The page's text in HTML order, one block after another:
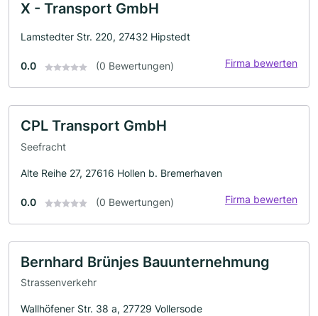
X - Transport GmbH
Lamstedter Str. 220, 27432 Hipstedt
0.0 (0 Bewertungen) Firma bewerten
CPL Transport GmbH
Seefracht
Alte Reihe 27, 27616 Hollen b. Bremerhaven
0.0 (0 Bewertungen) Firma bewerten
Bernhard Brünjes Bauunternehmung
Strassenverkehr
Wallhöfener Str. 38 a, 27729 Vollersode